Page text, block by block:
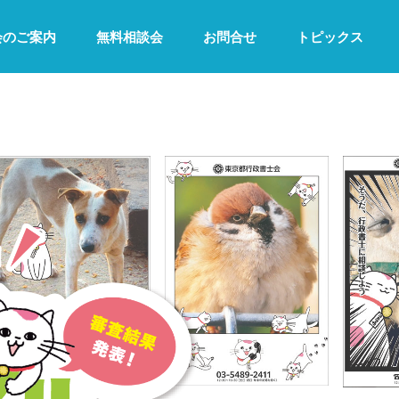
ご案内 無料相談会 お問合せ トピックス